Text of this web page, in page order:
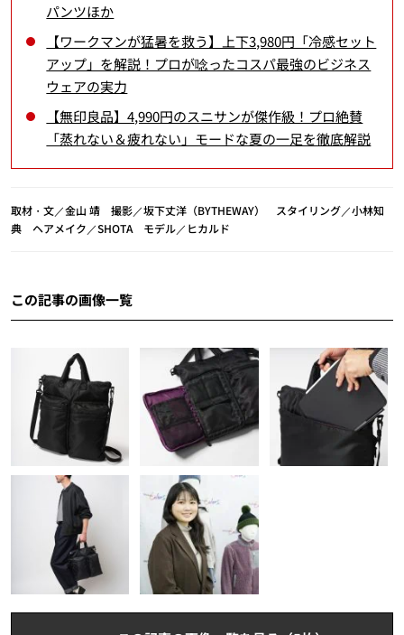
パンツほか
【ワークマンが猛暑を救う】上下3,980円「冷感セット
アップ」を解説！プロが唸ったコスパ最強のビジネス
ウェアの実力
【無印良品】4,990円のスニサンが傑作級！プロ絶賛
「蒸れない＆疲れない」モードな夏の一足を徹底解説
取材・文／金山 靖 撮影／坂下丈洋（BYTHEWAY） スタイリング／小林知
典 ヘアメイク／SHOTA モデル／ヒカルド
この記事の画像一覧